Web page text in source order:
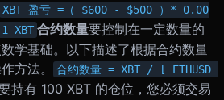
XBT 盈亏 =（ $600 - $500 ）* 0.00
XBT 合约数量要控制在一定数量的
学基础。 以下描述了根据合约数量
方法。
合约数量 = XBT / [ ETHUSD
持有 100 XBT 的仓位，您必须交易